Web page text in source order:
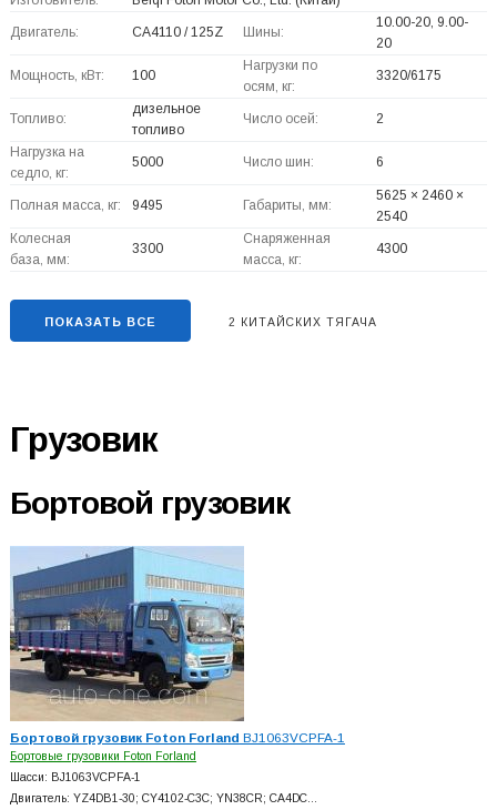
Двигатель: CA4110 / 125Z Шины:
10.00-20, 9.00-
20
Мощность, кВт: 100
Нагрузки по
осям, кг:
3320/6175
Топливо:
дизельное
топливо
Число осей: 2
Нагрузка на
седло, кг:
5000 Число шин: 6
Полная масса, кг: 9495 Габариты, мм:
5625 × 2460 ×
2540
Колесная
база, мм:
3300
Снаряженная
масса, кг:
4300
ПОКАЗАТЬ ВСЕ 2 КИТАЙСКИХ ТЯГАЧА
Грузовик
Бортовой грузовик
Бортовой грузовик Foton Forland BJ1063VCPFA-1
Бортовые грузовики Foton Forland
Шасси: BJ1063VCPFA-1
Двигатель: YZ4DB1-30; CY4102-C3C; YN38CR; CA4DC…